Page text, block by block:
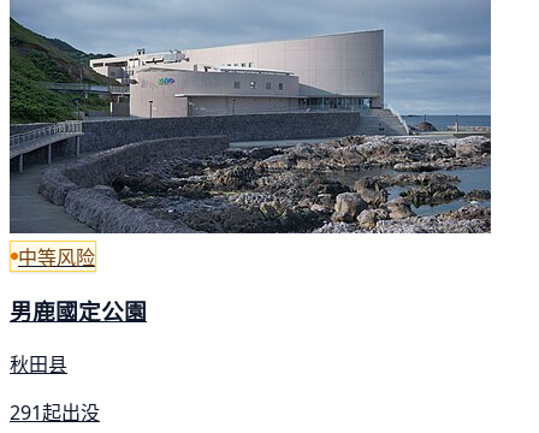
中等风险
男鹿國定公園
秋田县
291起出没